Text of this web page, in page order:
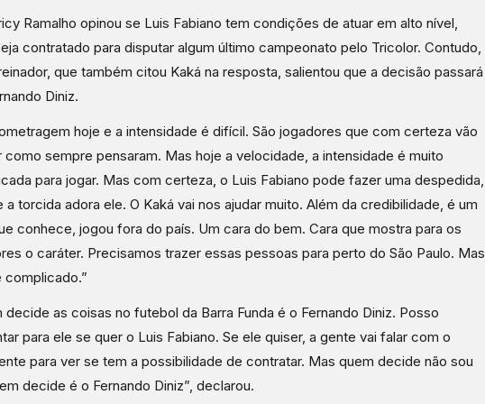
Ramalho opinou se Luis Fabiano tem condições de atuar em alto nível,
contratado para disputar algum último campeonato pelo Tricolor. Contudo,
que também citou Kaká na resposta, salientou que a decisão passará
Diniz.
hoje e a intensidade é difícil. São jogadores que com certeza vão
como sempre pensaram. Mas hoje a velocidade, a intensidade é muito
para jogar. Mas com certeza, o Luis Fabiano pode fazer uma despedida,
a torcida adora ele. O Kaká vai nos ajudar muito. Além da credibilidade, é um
conhece, jogou fora do país. Um cara do bem. Cara que mostra para os
o caráter. Precisamos trazer essas pessoas para perto do São Paulo. Mas
complicado.”
decide as coisas no futebol da Barra Funda é o Fernando Diniz. Posso
para ele se quer o Luis Fabiano. Se ele quiser, a gente vai falar com o
para ver se tem a possibilidade de contratar. Mas quem decide não sou
decide é o Fernando Diniz”, declarou.